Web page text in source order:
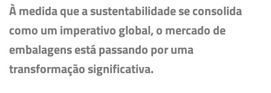
À medida que a sustentabilidade se consolida
como um imperativo global, o mercado de
embalagens está passando por uma
transformação significativa.